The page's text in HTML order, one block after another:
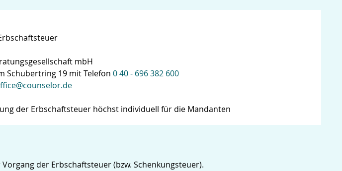
mbH
Schubertring 19 mit Telefon 0 40 - 696 382 600
der Erbschaftsteuer höchst individuell für die Mandanten
der Erbschaftsteuer (bzw. Schenkungsteuer).